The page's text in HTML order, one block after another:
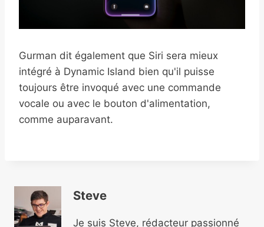
Gurman dit également que Siri sera mieux
intégré à Dynamic Island bien qu'il puisse
toujours être invoqué avec une commande
vocale ou avec le bouton d'alimentation,
comme auparavant.
Steve
Je suis Steve, rédacteur passionné